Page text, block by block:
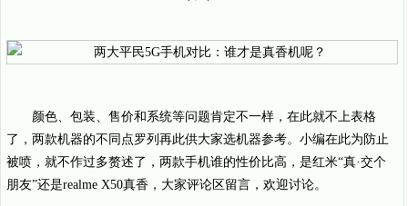
颜色、包装、售价和系统等问题肯定不一样，在此就不上表格
了，两款机器的不同点罗列再此供大家选机器参考。小编在此为防止
被喷，就不作过多赘述了，两款手机谁的性价比高，是红米“真·交个
朋友”还是realme X50真香，大家评论区留言，欢迎讨论。